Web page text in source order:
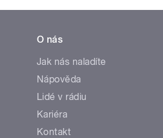
O nás
Jak nás naladíte
Nápověda
Lidé v rádiu
Kariéra
Kontakt